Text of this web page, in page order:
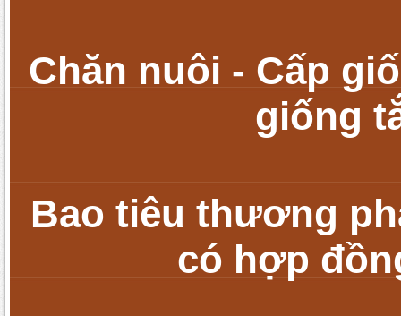
Chăn nuôi - Cấp
giống
Bao tiêu thương
có hợp